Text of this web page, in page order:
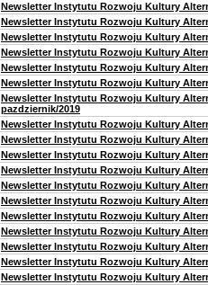
Newsletter Instytutu Rozwoju Kultury
Newsletter Instytutu Rozwoju Kultury
Newsletter Instytutu Rozwoju Kultury
Newsletter Instytutu Rozwoju Kultury
Newsletter Instytutu Rozwoju Kultury
Newsletter Instytutu Rozwoju Kultury
Newsletter Instytutu Rozwoju Kultury
pazdziernik/2019
Newsletter Instytutu Rozwoju Kultury
Newsletter Instytutu Rozwoju Kultury
Newsletter Instytutu Rozwoju Kultury
Newsletter Instytutu Rozwoju Kultury
Newsletter Instytutu Rozwoju Kultury
Newsletter Instytutu Rozwoju Kultury
Newsletter Instytutu Rozwoju Kultury
Newsletter Instytutu Rozwoju Kultury
Newsletter Instytutu Rozwoju Kultury
Newsletter Instytutu Rozwoju Kultury
Newsletter Instytutu Rozwoju Kultury